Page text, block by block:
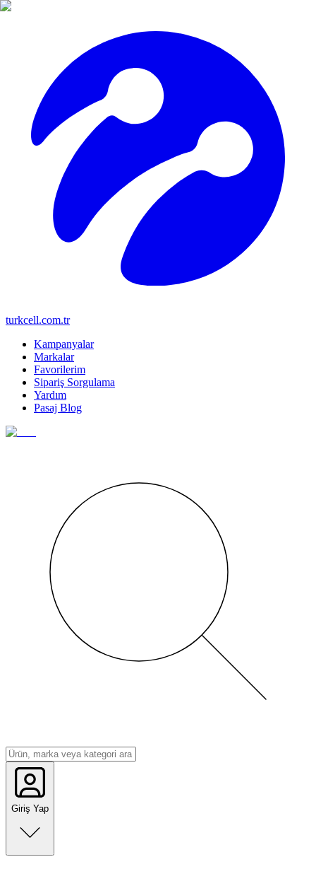
turkcell.com.tr
Kampanyalar
Markalar
Favorilerim
Sipariş Sorgulama
Yardım
Pasaj Blog
Giriş Yap